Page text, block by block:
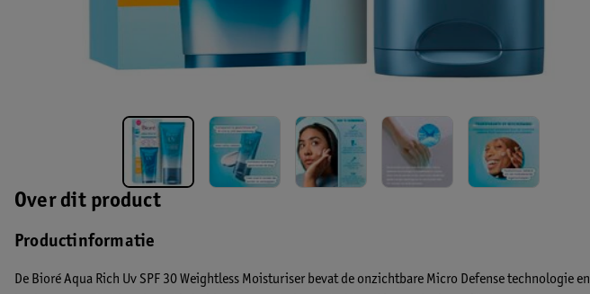
Over dit product
Productinformatie
De Bioré Aqua Rich Uv SPF 30 Weightless Moisturiser bevat de onzichtbare Micro Defense technologie en